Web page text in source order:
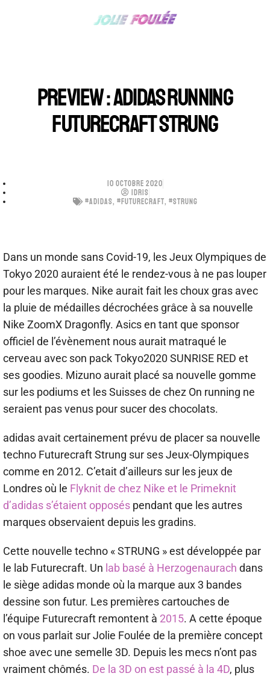
PREVIEW : ADIDAS RUNNING
FUTURECRAFT STRUNG
10 OCTOBRE 2020
IDRIS
#ADIDAS, #FUTURECRAFT, #STRUNG
Dans un monde sans Covid-19, les Jeux Olympiques de
Tokyo 2020 auraient été le rendez-vous à ne pas louper
pour les marques. Nike aurait fait les choux gras avec
la pluie de médailles décrochées grâce à sa nouvelle
Nike ZoomX Dragonfly. Asics en tant que sponsor
officiel de l’évènement nous aurait matraqué le
cerveau avec son pack Tokyo2020 SUNRISE RED et
ses goodies. Mizuno aurait placé sa nouvelle gomme
sur les podiums et les Suisses de chez On running ne
seraient pas venus pour sucer des chocolats.
adidas avait certainement prévu de placer sa nouvelle
techno Futurecraft Strung sur ses Jeux-Olympiques
comme en 2012. C’etait d’ailleurs sur les jeux de
Londres où le Flyknit de chez Nike et le Primeknit
d’adidas s’étaient opposés pendant que les autres
marques observaient depuis les gradins.
Cette nouvelle techno « STRUNG » est développée par
le lab Futurecraft. Un lab basé à Herzogenaurach dans
le siège adidas monde où la marque aux 3 bandes
dessine son futur. Les premières cartouches de
l’équipe Futurecraft remontent à 2015. A cette époque
on vous parlait sur Jolie Foulée de la première concept
shoe avec une semelle 3D. Depuis les mecs n’ont pas
vraiment chômés. De la 3D on est passé à la 4D, plus